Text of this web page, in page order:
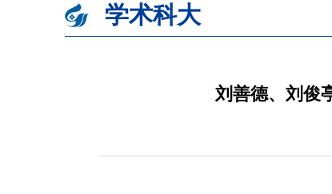
学术科大
刘善德、刘俊